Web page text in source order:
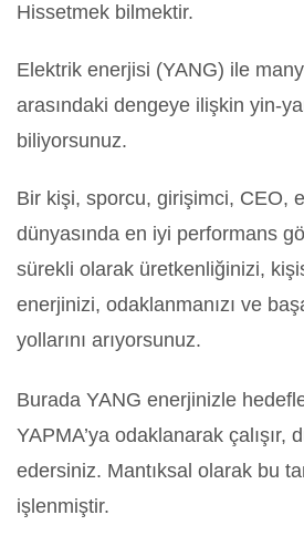
Hissetmek bilmektir.
Elektrik enerjisi (YANG) ile
arasındaki dengeye ilişkin yin-
biliyorsunuz.
Bir kişi, sporcu, girişimci, CEO,
dünyasında en iyi performans
sürekli olarak üretkenliğinizi,
enerjinizi, odaklanmanızı ve
yollarını arıyorsunuz.
Burada YANG enerjinizle
YAPMA’ya odaklanarak çalışır,
edersiniz. Mantıksal olarak bu
işlenmiştir.